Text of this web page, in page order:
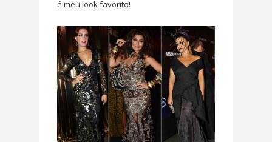
é meu look favorito!